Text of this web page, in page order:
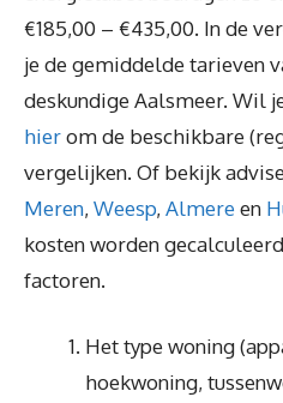
€185,00 – €435,00. In de
je de gemiddelde tarieven
deskundige Aalsmeer. Wil
hierom de beschikbare
vergelijken. Of bekijk
Meren, Weesp, Almereen
kosten worden
factoren.
Het type woning
hoekwoning,